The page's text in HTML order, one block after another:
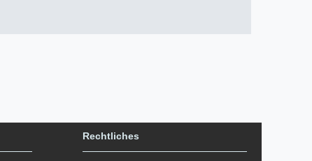
Rechtliches